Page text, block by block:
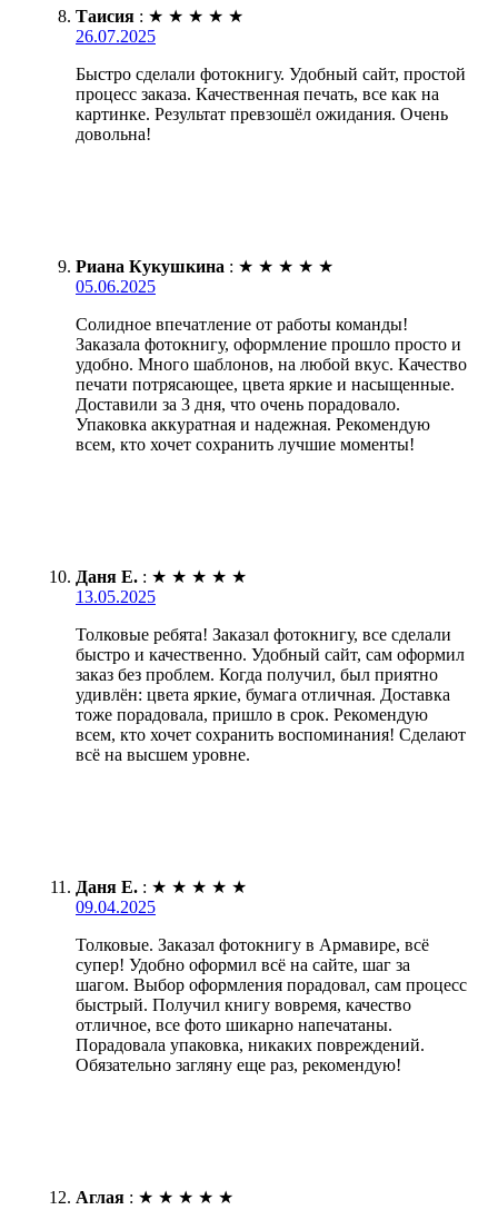
Таисия : ★ ★ ★ ★ ★
26.07.2025
Быстро сделали фотокнигу. Удобный сайт, простой
процесс заказа. Качественная печать, все как на
картинке. Результат превзошёл ожидания. Очень
довольна!
Риана Кукушкина : ★ ★ ★ ★ ★
05.06.2025
Солидное впечатление от работы команды!
Заказала фотокнигу, оформление прошло просто и
удобно. Много шаблонов, на любой вкус. Качество
печати потрясающее, цвета яркие и насыщенные.
Доставили за 3 дня, что очень порадовало.
Упаковка аккуратная и надежная. Рекомендую
всем, кто хочет сохранить лучшие моменты!
Даня Е. : ★ ★ ★ ★ ★
13.05.2025
Толковые ребята! Заказал фотокнигу, все сделали
быстро и качественно. Удобный сайт, сам оформил
заказ без проблем. Когда получил, был приятно
удивлён: цвета яркие, бумага отличная. Доставка
тоже порадовала, пришло в срок. Рекомендую
всем, кто хочет сохранить воспоминания! Сделают
всё на высшем уровне.
Даня Е. : ★ ★ ★ ★ ★
09.04.2025
Толковые. Заказал фотокнигу в Армавире, всё
супер! Удобно оформил всё на сайте, шаг за
шагом. Выбор оформления порадовал, сам процесс
быстрый. Получил книгу вовремя, качество
отличное, все фото шикарно напечатаны.
Порадовала упаковка, никаких повреждений.
Обязательно загляну еще раз, рекомендую!
Аглая : ★ ★ ★ ★ ★